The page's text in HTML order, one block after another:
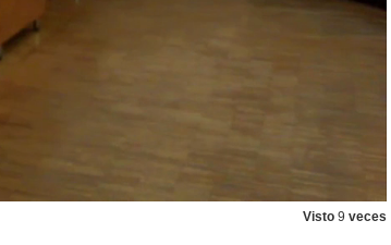
Visto 9 veces